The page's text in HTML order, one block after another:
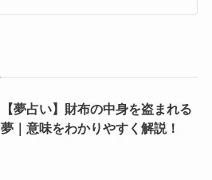
【夢占い】財布の中身を盗まれる
夢｜意味をわかりやすく解説！